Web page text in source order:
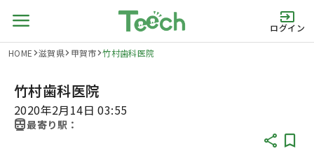
ログイン
HOME 滋賀県 甲賀市 竹村歯科医院
竹村歯科医院
2020年2月14日 03:55
最寄り駅：